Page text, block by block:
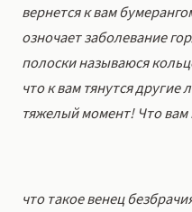
вернется к вам
озночает заболевание
полоски называюся
что к вам тянутся
тяжелый момент! Что вам
что такое венец